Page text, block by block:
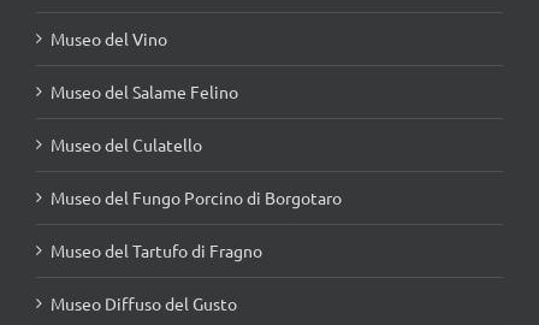
Museo del Vino
Museo del Salame Felino
Museo del Culatello
Museo del Fungo Porcino di Borgotaro
Museo del Tartufo di Fragno
Museo Diffuso del Gusto